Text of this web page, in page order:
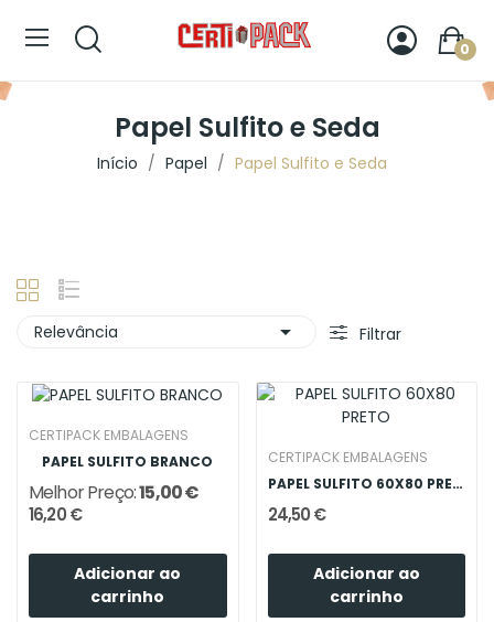
0
Papel Sulfito e Seda
Início Papel Papel Sulfito e Seda
Relevância  Filtrar
CERTIPACK EMBALAGENS
PAPEL SULFITO BRANCO
Melhor Preço:15,00 €
16,20 €
Adicionar ao
carrinho
CERTIPACK EMBALAGENS
PAPEL SULFITO 60X80 PRETO
24,50 €
Adicionar ao
carrinho